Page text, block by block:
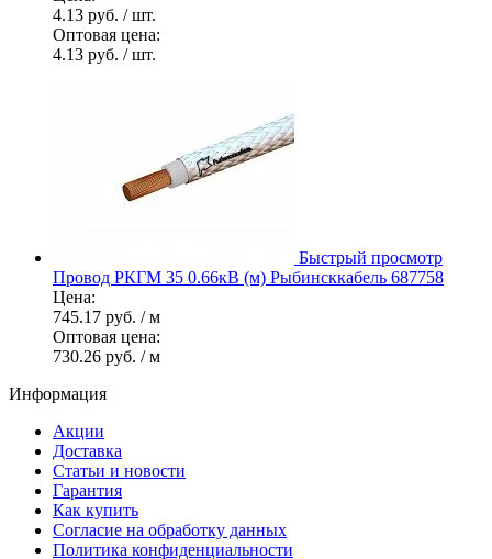
4.13 руб. / шт.
Оптовая цена:
4.13 руб. / шт.
Быстрый просмотр
Провод РКГМ 35 0.66кВ (м) Рыбинсккабель 687758
Цена:
745.17 руб. / м
Оптовая цена:
730.26 руб. / м
Информация
Акции
Доставка
Статьи и новости
Гарантия
Как купить
Согласие на обработку данных
Политика конфиденциальности